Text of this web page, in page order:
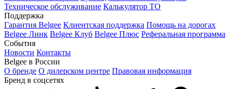
Техническое обслуживание Калькулятор ТО
Поддержка
Гарантия Belgee Клиентская поддержка Помощь на дорогах
Belgee Линк Belgee Клуб Belgee Плюс Реферальная программа
События
Новости Контакты
Belgee в России
О бренде О дилерском центре Правовая информация
Бренд в соцсетях